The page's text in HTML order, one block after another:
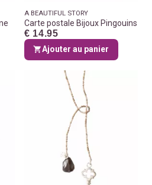
A BEAUTIFUL STORY
Carte postale Bijoux Pingouins
€ 14.95
Ajouter au panier